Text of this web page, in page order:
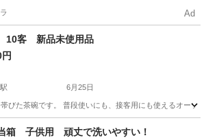
Ad
10客 新品未使用品
6月25日
びた茶碗です。 普段使いにも、接客用にも使えるオー
条駅 食器 茶碗
箱 子供用 頑丈で洗いやすい！